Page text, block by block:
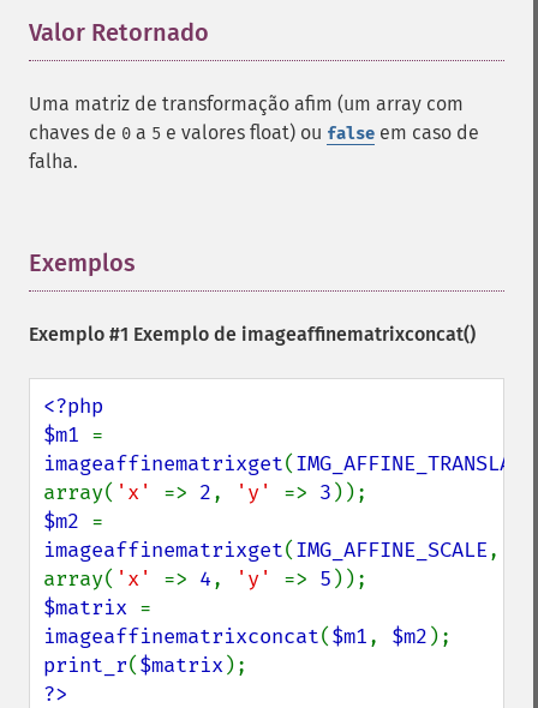
Valor Retornado
Uma matriz de transformação afim (um array com
chaves de 0 a 5 e valores float) ou false em caso de
falha.
Exemplos
Exemplo #1 Exemplo de imageaffinematrixconcat()
<?php
$m1
imageaffinematrixget(IMG_AFFINE_TRANSLATE
array( 'x' => 2, 'y' => 3
$m2
imageaffinematrixget(IMG_AFFINE_SCALE,
array( 'x' => 4, 'y' => 5
$matrix
imageaffinematrixconcat($m1, $m2
print_r($matrix
?>